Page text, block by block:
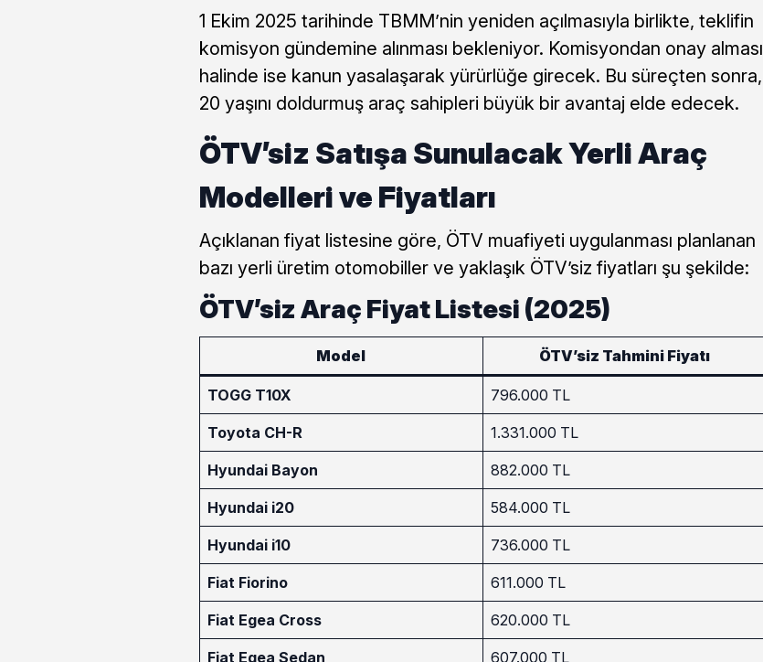
1 Ekim 2025 tarihinde TBMM’nin yeniden açılmasıyla birlikte, teklifin
komisyon gündemine alınması bekleniyor. Komisyondan onay alması
halinde ise kanun yasalaşarak yürürlüğe girecek. Bu süreçten sonra,
20 yaşını doldurmuş araç sahipleri büyük bir avantaj elde edecek.
ÖTV’siz Satışa Sunulacak Yerli Araç
Modelleri ve Fiyatları
Açıklanan fiyat listesine göre, ÖTV muafiyeti uygulanması planlanan
bazı yerli üretim otomobiller ve yaklaşık ÖTV’siz fiyatları şu şekilde:
ÖTV’siz Araç Fiyat Listesi (2025)
Model ÖTV’siz Tahmini Fiyatı
TOGG T10X 796.000 TL
Toyota CH-R 1.331.000 TL
Hyundai Bayon 882.000 TL
Hyundai i20 584.000 TL
Hyundai i10 736.000 TL
Fiat Fiorino 611.000 TL
Fiat Egea Cross 620.000 TL
Fiat Egea Sedan 607.000 TL